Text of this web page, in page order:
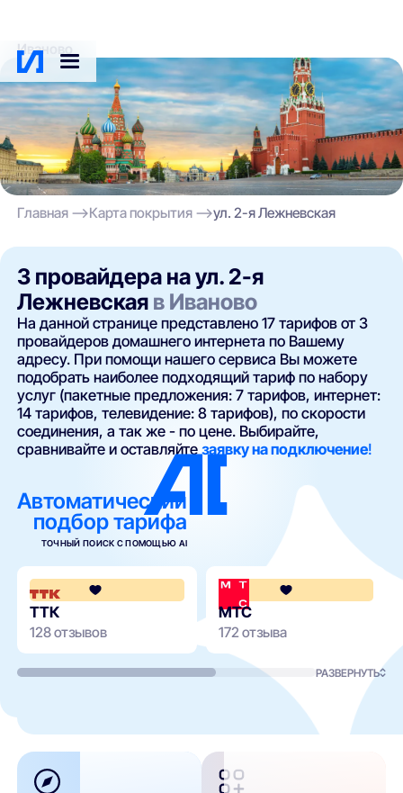
Иваново
Главная Карта покрытия ул. 2-я Лежневская
3 провайдера на ул. 2-я
Лежневская в Иваново
На данной странице представлено 17 тарифов от 3
провайдеров домашнего интернета по Вашему
адресу. При помощи нашего сервиса Вы можете
подобрать наиболее подходящий тариф по набору
услуг (пакетные предложения: 7 тарифов, интернет:
14 тарифов, телевидение: 8 тарифов), по скорости
соединения, а так же - по цене. Выбирайте,
сравнивайте и оставляйтезаявку на подключение!
Автоматический
подбор тарифа
ТОЧНЫЙ ПОИСК С ПОМОЩЬЮ AI
4.2
ТТК
128 отзывов
МТС
172 отзыва
РАЗВЕРНУТЬ